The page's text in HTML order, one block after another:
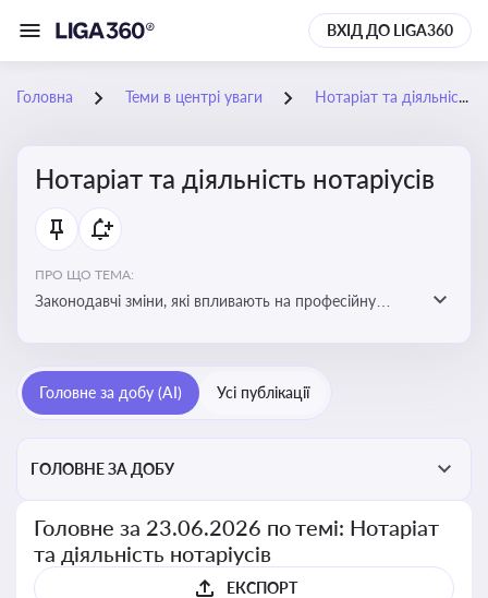
ВХІД ДО LIGA360
Головна Теми в центрі уваги Нотаріат та діяльність нотаріусів
Нотаріат та діяльність нотаріусів
ПРО ЩО ТЕМА:
Законодавчі зміни, які впливають на професійну
Головне за добу (AI) Усі публікації
ГОЛОВНЕ ЗА ДОБУ
Головне за 23.06.2026 по темі: Нотаріат
та діяльність нотаріусів
ЕКСПОРТ